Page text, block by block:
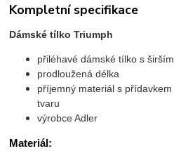
Kompletní specifikace
Dámské tílko Triumph
přiléhavé dámské tílko s
prodloužená délka
příjemný materiál s
tvaru
výrobce Adler
Materiál: